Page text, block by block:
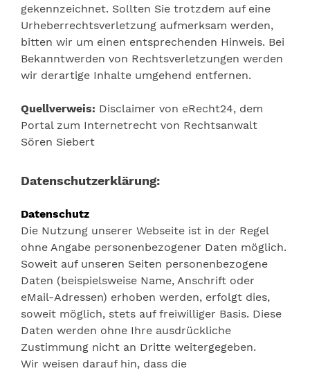
gekennzeichnet. Sollten Sie trotzdem auf eine
Urheberrechtsverletzung aufmerksam werden,
bitten wir um einen entsprechenden Hinweis. Bei
Bekanntwerden von Rechtsverletzungen werden
wir derartige Inhalte umgehend entfernen.
Quellverweis: Disclaimer von eRecht24, dem
Portal zum Internetrecht von Rechtsanwalt
Sören Siebert
Datenschutzerklärung:
Datenschutz
Die Nutzung unserer Webseite ist in der Regel
ohne Angabe personenbezogener Daten möglich.
Soweit auf unseren Seiten personenbezogene
Daten (beispielsweise Name, Anschrift oder
eMail-Adressen) erhoben werden, erfolgt dies,
soweit möglich, stets auf freiwilliger Basis. Diese
Daten werden ohne Ihre ausdrückliche
Zustimmung nicht an Dritte weitergegeben.
Wir weisen darauf hin, dass die